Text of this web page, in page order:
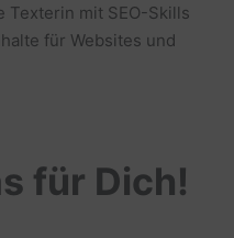
Texterin mit SEO-Skills
für Websites und
für Dich!